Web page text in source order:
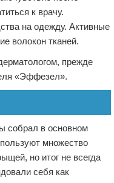
к врачу.
на одежду. Активные
волокон тканей.
прежде
«Эффезел».
собрал в основном
множество
но итог не всегда
себя как